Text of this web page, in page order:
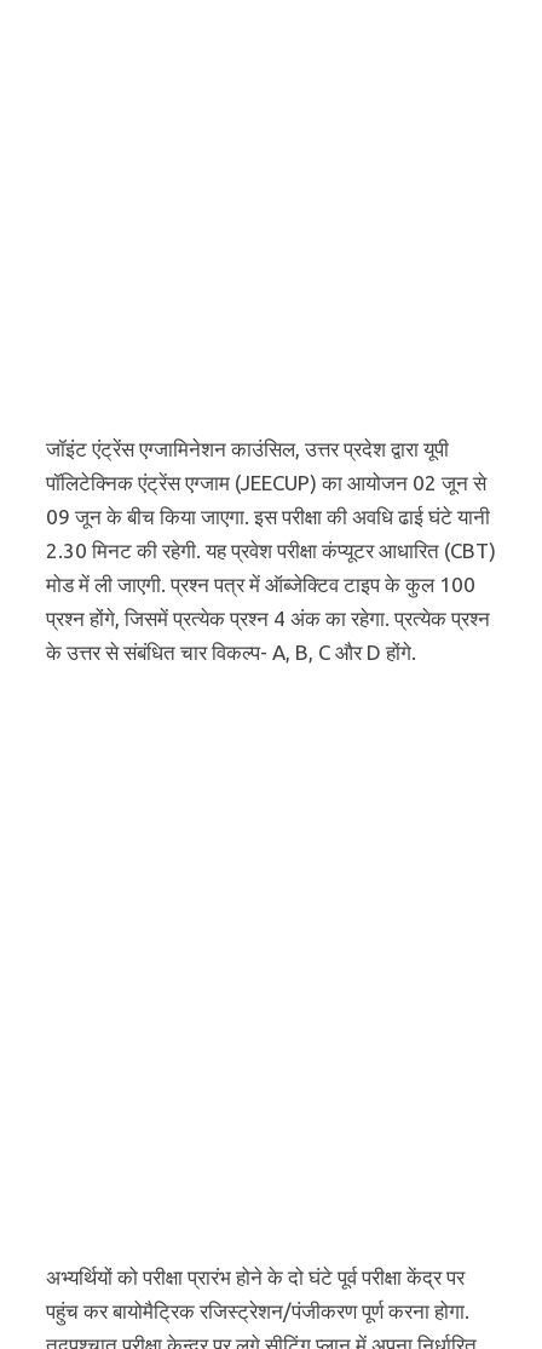
जॉइंट एंट्रेंस एग्जामिनेशन काउंसिल, उत्तर प्रदेश द्वारा यूपी
पॉलिटेक्निक एंट्रेंस एग्जाम (JEECUP) का आयोजन 02 जून से
09 जून के बीच किया जाएगा. इस परीक्षा की अवधि ढाई घंटे यानी
2.30 मिनट की रहेगी. यह प्रवेश परीक्षा कंप्यूटर आधारित (CBT)
मोड में ली जाएगी. प्रश्न पत्र में ऑब्जेक्टिव टाइप के कुल 100
प्रश्न होंगे, जिसमें प्रत्येक प्रश्न 4 अंक का रहेगा. प्रत्येक प्रश्न
के उत्तर से संबंधित चार विकल्प- A, B, C और D होंगे.
अभ्यर्थियों को परीक्षा प्रारंभ होने के दो घंटे पूर्व परीक्षा केंद्र पर
पहुंच कर बायोमैट्रिक रजिस्ट्रेशन/पंजीकरण पूर्ण करना होगा.